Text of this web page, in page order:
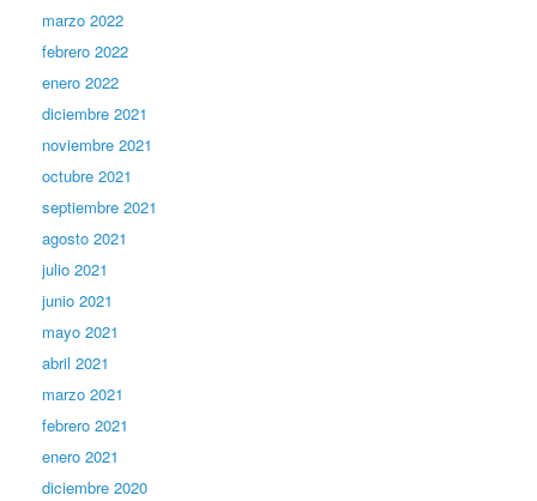
marzo 2022
febrero 2022
enero 2022
diciembre 2021
noviembre 2021
octubre 2021
septiembre 2021
agosto 2021
julio 2021
junio 2021
mayo 2021
abril 2021
marzo 2021
febrero 2021
enero 2021
diciembre 2020